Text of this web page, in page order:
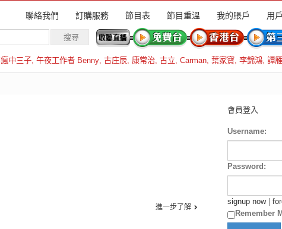
聯絡我們 訂購服務 節目表 節目重溫 我的賬戶 用
瘋中三子, 午夜工作者 Benny, 古庄辰, 康常治, 古立, Carman, 葉家寶, 李錦鴻, 譚
進一步了解
會員登入
Username:
Password:
signup now|
Remember